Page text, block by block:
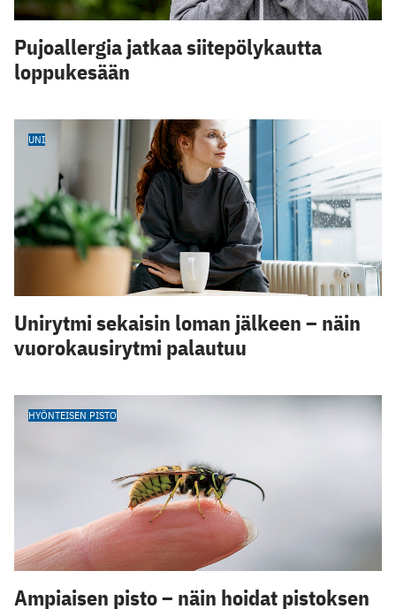
Pujoallergia jatkaa siitepölykautta
loppukesään
UNI
Unirytmi sekaisin loman jälkeen – näin
vuorokausirytmi palautuu
HYÖNTEISEN PISTO
Ampiaisen pisto – näin hoidat pistoksen